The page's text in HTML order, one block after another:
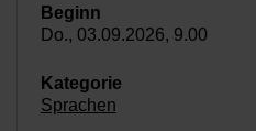
Do., 03.09.2026, 9.00
Sprachen